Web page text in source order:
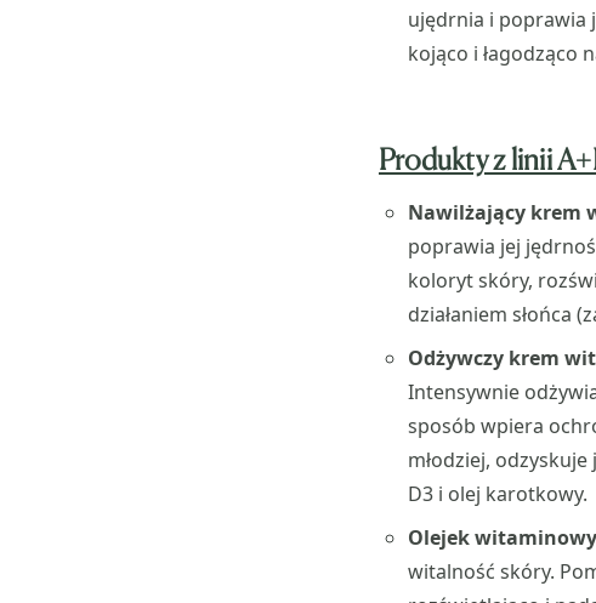
ujędrnia i poprawia
kojąco i łagodząco
Produkty z linii
Nawilżający krem
poprawia jej
koloryt skóry,
działaniem słońca
Odżywczy krem
Intensywnie
sposób wpiera
młodziej,
D3 i olej karotkowy.
Olejek
witalność skóry.